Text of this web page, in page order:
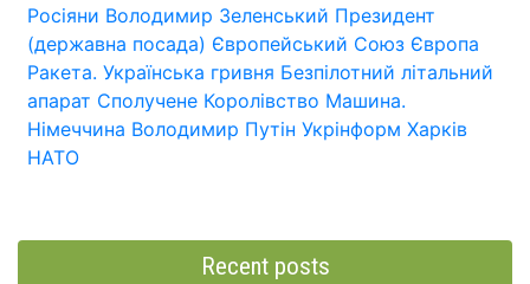
Росіяни Володимир Зеленський Президент
(державна посада) Європейський Союз Європа
Ракета. Українська гривня Безпілотний літальний
апарат Сполучене Королівство Машина.
Німеччина Володимир Путін Укрінформ Харків
НАТО
Recent posts